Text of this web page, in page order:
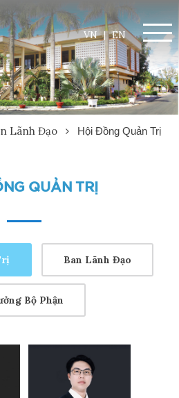
VN | EN
Lãnh Đạo Hội Đồng Quản Trị
QUẢN TRỊ
Ban Lãnh Đạo
Bộ Phận